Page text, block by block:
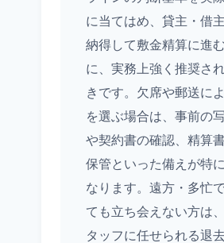
に当てはめ、貸主・借
納得して敷金精算に進
に、実務上強く推奨さ
きです。欠席や郵送に
を選ぶ場合は、事前の
や契約書の確認、精算
保管といった備えが特
なります。遠方・多忙
ても立ち会えない方は
タッフに任せられる退